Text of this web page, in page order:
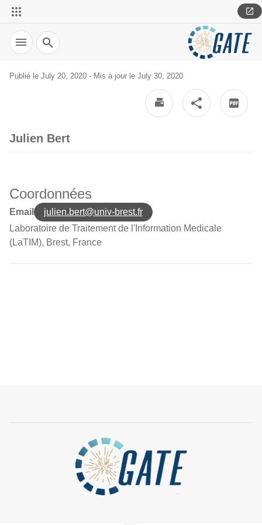
Search
Publié le July 20, 2020 - Mis à jour le July 30, 2020
Julien Bert
Coordonnées
Email
julien.bert@univ-brest.fr
Laboratoire de Traitement de l'Information Medicale
(LaTIM), Brest, France